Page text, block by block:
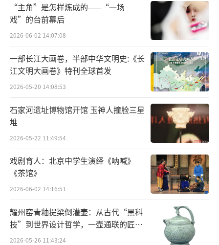
△闹蛾金钗，中国国家博物馆藏
整体来看 钗身采用了
“累丝”“填丝”“镶嵌”
等复合工艺
以桃形金片为托，金片背面錾刻华丽纹饰
“主角”是怎样炼成的——“一场
戏”的台前幕后
2026-06-02 14:07:08
一部长江大画卷，半部中华文明史:《长
江文明大画卷》特刊全球首发
2026-05-20 14:08:53
石家河遗址博物馆开馆 玉神人撞脸三星
堆
2026-05-22 11:49:54
戏剧育人：北京中学生演绎《呐喊》
《茶馆》
2026-06-02 14:16:51
耀州窑青釉提梁倒灌壶：从古代“黑科
技”到世界设计哲学，一壶通联的匠心
宇宙
2026-05-26 11:43:24